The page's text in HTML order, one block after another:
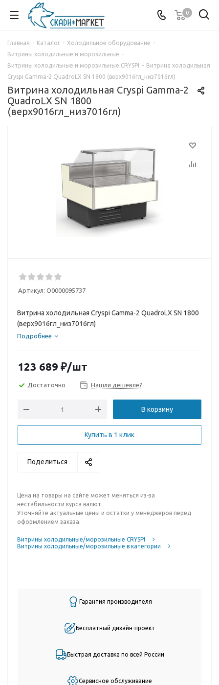
0
Главная - Каталог - Холодильное оборудование -
Витрины холодильные и морозильные -
Витрины холодильные и морозильные CRYSPI - Витрина холодильная
Cryspi Gamma-2 QuadroLX SN 1800 (верх9016гл_низ7016гл)
Витрина холодильная Cryspi Gamma-2
QuadroLX SN 1800
(верх9016гл_низ7016гл)
Артикул: О0000095737
Витрина холодильная Cryspi Gamma-2 QuadroLX SN 1800
(верх9016гл_низ7016гл)
Подробнее
123 689 ₽/шт
Достаточно Нашли дешевле?
В корзину
Купить в 1 клик
Поделиться
Цена на товары на сайте может меняться из-за
нестабильности курса валют.
Уточняйте актуальные цены и остатки у менеджеров перед
оформлением заказа.
Витрины холодильные/морозильные CRYSPI
Витрины холодильные/морозильные в категории
Гарантия производителя
Бесплатный дизайн-проект
Быстрая доставка по всей России
Сервисное обслуживание